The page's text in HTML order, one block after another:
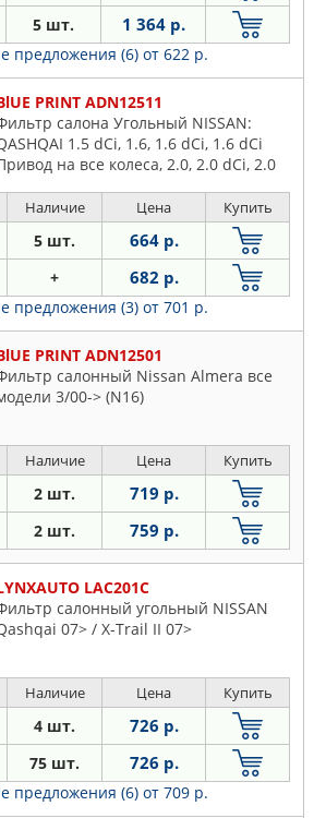
5 шт. 1 364 р.
предложения (6) от 622 р.
PRINT ADN12511
салона Угольный NISSAN:
1.5 dCi, 1.6, 1.6 dCi, 1.6 dCi
на все колеса, 2.0, 2.0 dCi, 2.0
TRALНаличие Цена Купить
5 шт. 664 р.
+ 682 р.
предложения (3) от 701 р.
PRINT ADN12501
салонный Nissan Almera все
3/00-> (N16)
Наличие Цена Купить
2 шт. 719 р.
2 шт. 759 р.
LAC201C
салонный угольный NISSAN
07> / X-Trail II 07>
Наличие Цена Купить
4 шт. 726 р.
75 шт. 726 р.
предложения (6) от 709 р.